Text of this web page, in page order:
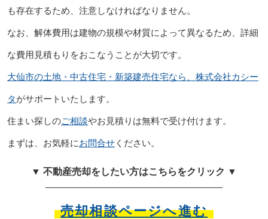
も存在するため、注意しなければなりません。
なお、解体費用は建物の規模や材質によって異なるため、詳細
な費用見積もりをおこなうことが大切です。
大仙市の土地・中古住宅・新築建売住宅なら、株式会社カシー
タがサポートいたします。
住まい探しのご相談やお見積りは無料で受け付けます。
まずは、お気軽にお問合せください。
▼ 不動産売却をしたい方はこちらをクリック ▼
売却相談ページへ進む